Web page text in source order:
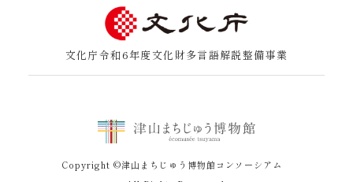
文化庁令和6年度文化財多言語解説整備事業
Copyright ©津山まちじゅう博物館コンソーシアム